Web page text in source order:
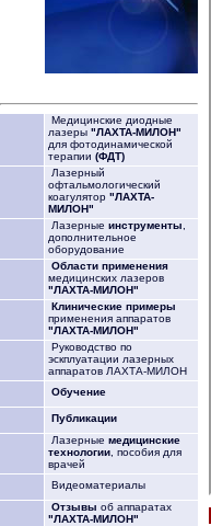
Медицинские диодные
лазеры "ЛАХТА-МИЛОН"
для фотодинамической
терапии (ФДТ)
Лазерный
офтальмологический
коагулятор "ЛАХТА-
МИЛОН"
Лазерные инструменты
дополнительное
оборудование
Области применения
медицинских лазеров
"ЛАХТА-МИЛОН"
Клинические примеры
применения аппаратов
"ЛАХТА-МИЛОН"
Руководство по
эскплуатации лазерных
аппаратов ЛАХТА-МИЛОН
Обучение
Публикации
Лазерные медицинские
технологии , пособия для
врачей
Видеоматериалы
Отзывы об аппаратах
"ЛАХТА-МИЛОН"